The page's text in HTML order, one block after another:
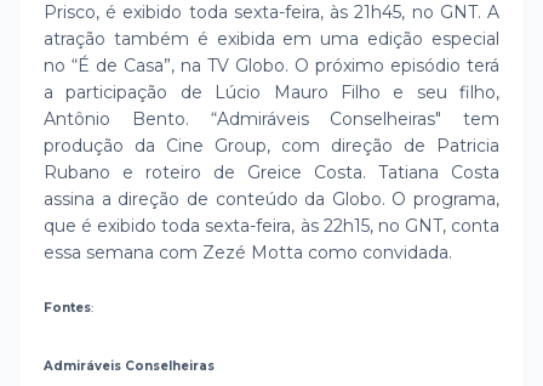
Prisco, é exibido toda sexta-feira, às 21h45, no GNT. A
atração também é exibida em uma edição especial
no “É de Casa”, na TV Globo. O próximo episódio terá
a participação de Lúcio Mauro Filho e seu filho,
Antônio Bento. “Admiráveis Conselheiras" tem
produção da Cine Group, com direção de Patricia
Rubano e roteiro de Greice Costa. Tatiana Costa
assina a direção de conteúdo da Globo. O programa,
que é exibido toda sexta-feira, às 22h15, no GNT, conta
essa semana com Zezé Motta como convidada.
Fontes:
Admiráveis Conselheiras